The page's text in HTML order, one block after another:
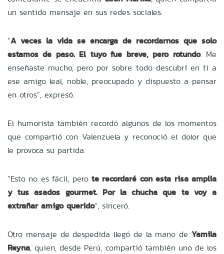
un sentido mensaje en sus redes sociales.
“A veces la vida se encarga de recordarnos que solo
estamos de paso. El tuyo fue breve, pero rotundo. Me
enseñaste mucho, pero por sobre todo descubrí en ti a
ese amigo leal, noble, preocupado y dispuesto a pensar
en otros”, expresó.
El humorista también recordó algunos de los momentos
que compartió con Valenzuela y reconoció el dolor que
le provoca su partida.
“Esto no es fácil, pero te recordaré con esta risa amplia
y tus asados gourmet. Por la chucha que te voy a
extrañar amigo querido“, sinceró.
Otro mensaje de despedida llegó de la mano de Yamila
Reyna, quien, desde Perú, compartió también uno de los